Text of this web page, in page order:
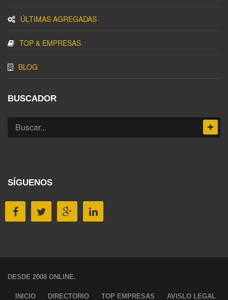
ÚLTIMAS AGREGADAS
TOP & EMPRESAS
BLOG
BUSCADOR
SÍGUENOS
DESDE 2008 ONLINE.
INICIO DIRECTORIO TOP EMPRESAS AVISLO LEGAL